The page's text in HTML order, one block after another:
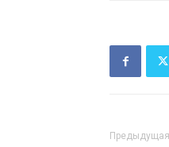
Предыдущая